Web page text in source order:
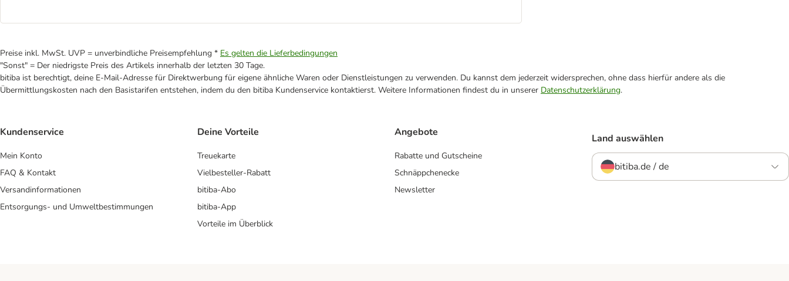
Preise inkl. MwSt. UVP = unverbindliche Preisempfehlung * Es gelten die Lieferbedingungen
"Sonst" = Der niedrigste Preis des Artikels innerhalb der letzten 30 Tage.
bitiba ist berechtigt, deine E-Mail-Adresse für Direktwerbung für eigene ähnliche Waren oder Dienstleistungen zu verwenden. Du kannst dem jederzeit widersprechen, ohne dass hierfür andere als die
Übermittlungskosten nach den Basistarifen entstehen, indem du den bitiba Kundenservice kontaktierst. Weitere Informationen findest du in unserer Datenschutzerklärung.
Kundenservice
Mein Konto
FAQ & Kontakt
Versandinformationen
Entsorgungs- und Umweltbestimmungen
Deine Vorteile
Treuekarte
Vielbesteller-Rabatt
bitiba-Abo
bitiba-App
Vorteile im Überblick
Angebote
Rabatte und Gutscheine
Schnäppchenecke
Newsletter
Land auswählen
bitiba.de / de